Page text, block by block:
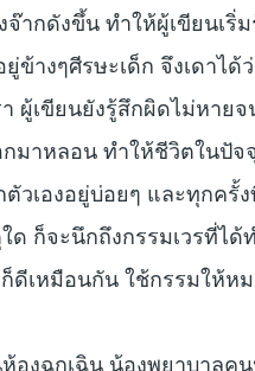
จ๊ากดังขึ้น ทำให้ผู้เขียนเริ่
ข้างๆศีรษะเด็ก จึงเดาได้
ผู้เขียนยังรู้สึกผิดไม่หาย
มาหลอน ทำให้ชีวิตในปัจ
วเองอยู่บ่อยๆ และทุกครั้
ก็จะนึกถึงกรรมเวรที่ได้
ก็ดีเหมือนกัน ใช้กรรมให้ห
องฉุกเฉิน น้องพยาบาลค